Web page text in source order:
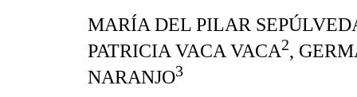
MARÍA DEL PILAR
PATRICIA VACA VACA2,
NARANJO3